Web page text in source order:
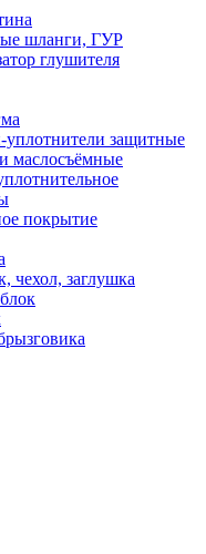
шланги, ГУР
глушителя
уплотнители защитные
маслосъёмные
покрытие
чехол, заглушка